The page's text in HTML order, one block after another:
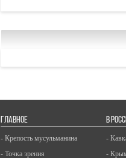
ГЛАВНОЕ
- Крепость мусульманина
- Точка зрения
В
-
-